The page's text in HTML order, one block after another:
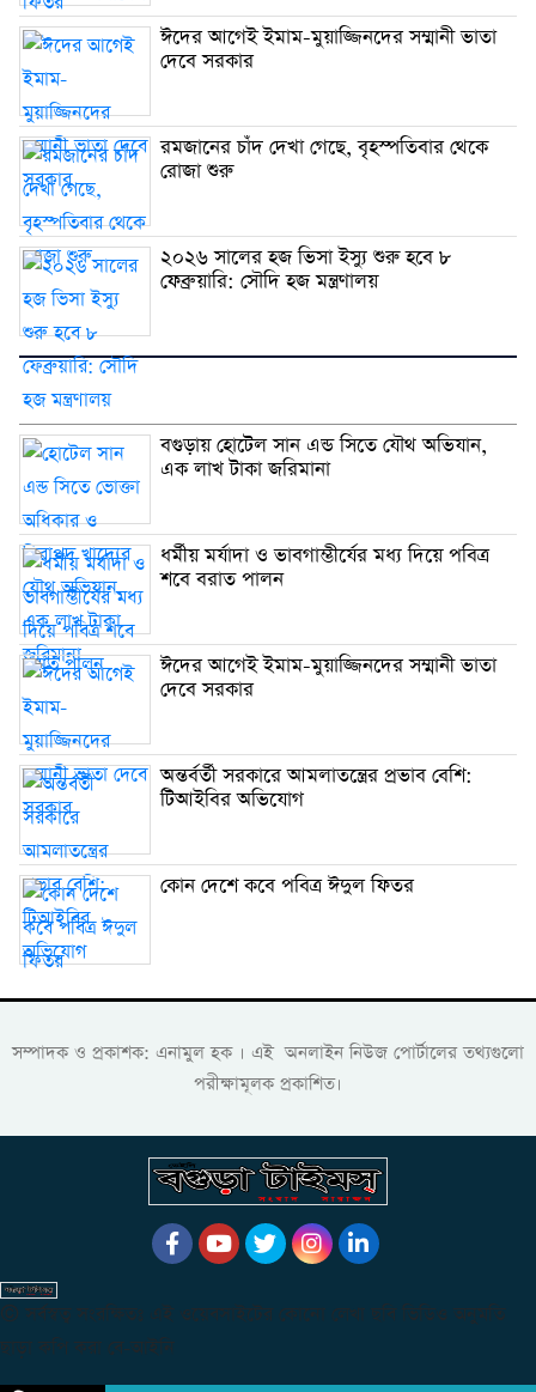
ঈদের আগেই ইমাম-মুয়াজ্জিনদের সম্মানী ভাতা
দেবে সরকার
রমজানের চাঁদ দেখা গেছে, বৃহস্পতিবার থেকে
রোজা শুরু
২০২৬ সালের হজ ভিসা ইস্যু শুরু হবে ৮
ফেব্রুয়ারি: সৌদি হজ মন্ত্রণালয়
বগুড়ায় হোটেল সান এন্ড সিতে যৌথ অভিযান,
এক লাখ টাকা জরিমানা
ধর্মীয় মর্যাদা ও ভাবগাম্ভীর্যের মধ্য দিয়ে পবিত্র
শবে বরাত পালন
ঈদের আগেই ইমাম-মুয়াজ্জিনদের সম্মানী ভাতা
দেবে সরকার
অন্তর্বর্তী সরকারে আমলাতন্ত্রের প্রভাব বেশি:
টিআইবির অভিযোগ
কোন দেশে কবে পবিত্র ঈদুল ফিতর
সম্পাদক ও প্রকাশক: এনামুল হক । এই অনলাইন নিউজ পোর্টালের তথ্যগুলো
পরীক্ষামূলক প্রকাশিত।
© সর্বস্বত্ব সংরক্ষিতঃ এই ওয়েবসাইটের কোনো লেখা ছবি ভিডিও অনুমতি
ছাড়া কপি করা বে-আইনি